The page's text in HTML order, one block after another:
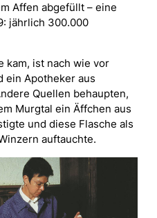
Affen abgefüllt – eine
jährlich 300.000
kam, ist nach wie vor
ein Apotheker aus
Quellen behaupten,
Murgtal ein Äffchen aus
und diese Flasche als
auftauchte.